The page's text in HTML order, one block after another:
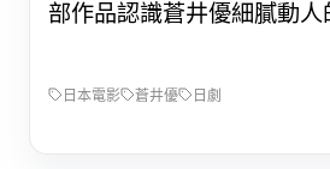
部作品認識蒼井優細膩動人
日本電影 蒼井優 日劇